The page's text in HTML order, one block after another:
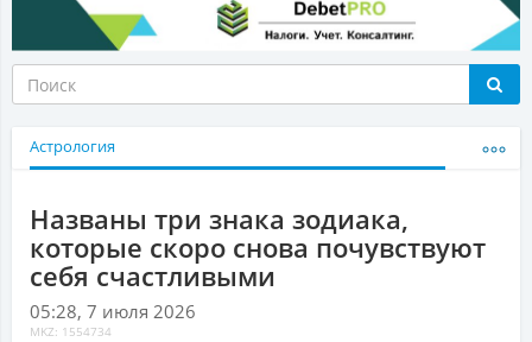
Астрология
Названы три знака зодиака,
которые скоро снова почувствуют
себя счастливыми
05:28, 7 июля 2026
MKZ: 1554734